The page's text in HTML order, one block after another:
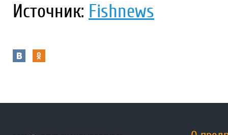
Источник: Fishnews